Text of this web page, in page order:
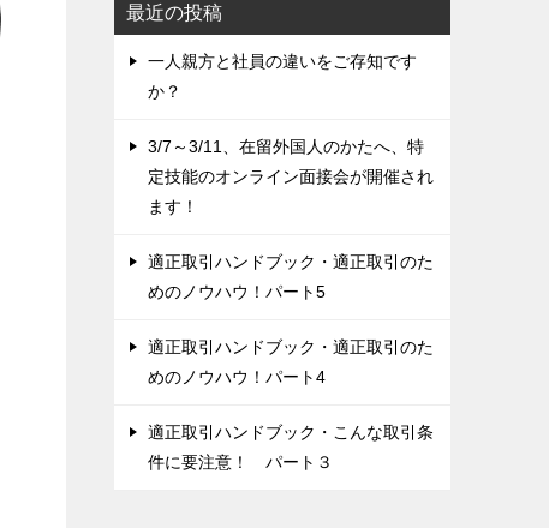
最近の投稿
一人親方と社員の違いをご存知です
か？
3/7～3/11、在留外国人のかたへ、特
定技能のオンライン面接会が開催され
ます！
適正取引ハンドブック・適正取引のた
めのノウハウ！パート5
適正取引ハンドブック・適正取引のた
めのノウハウ！パート4
適正取引ハンドブック・こんな取引条
件に要注意！ パート３